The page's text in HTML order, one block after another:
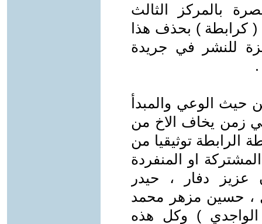
بالمركز الثالث
كرابطة ) بحذف هذا
للنشر في جريدة
حيث الوعي والمبدأ
زمن يخاف الاخ من
الرابطة توثيقيا من
او المنفردة
دفار ، حيدر
، حسين مزهر محمد
) وكل هذه